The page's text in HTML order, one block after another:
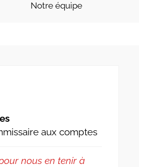
Notre équipe
aux comptes
nous en tenir à